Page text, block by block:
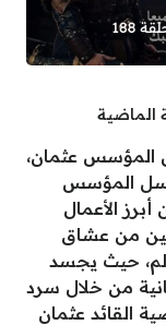
الماضية
المؤسس عثمان،
المؤسس
من أبرز الأعمال
من عشاق
حيث يجسد
من خلال سرد
القائد عثمان